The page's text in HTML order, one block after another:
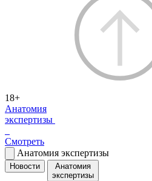
18+
Анатомия
экспертизы
Смотреть
Анатомия экспертизы
Новости
Анатомия
экспертизы